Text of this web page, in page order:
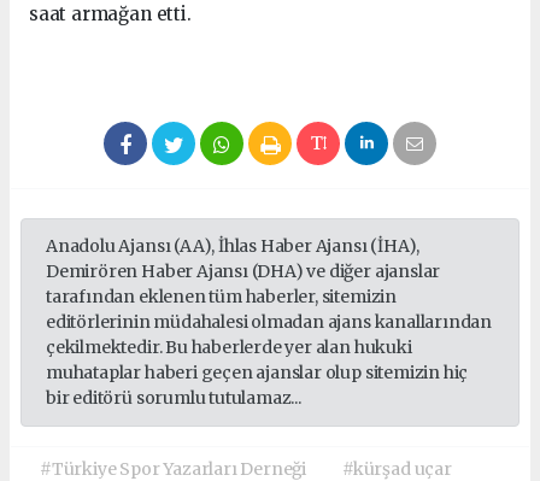
saat armağan etti.
Anadolu Ajansı (AA), İhlas Haber Ajansı (İHA),
Demirören Haber Ajansı (DHA) ve diğer ajanslar
tarafından eklenen tüm haberler, sitemizin
editörlerinin müdahalesi olmadan ajans kanallarından
çekilmektedir. Bu haberlerde yer alan hukuki
muhataplar haberi geçen ajanslar olup sitemizin hiç
bir editörü sorumlu tutulamaz...
#Türkiye Spor Yazarları Derneği
#kürşad uçar